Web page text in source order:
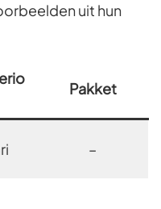
uit hun
Pakket
–